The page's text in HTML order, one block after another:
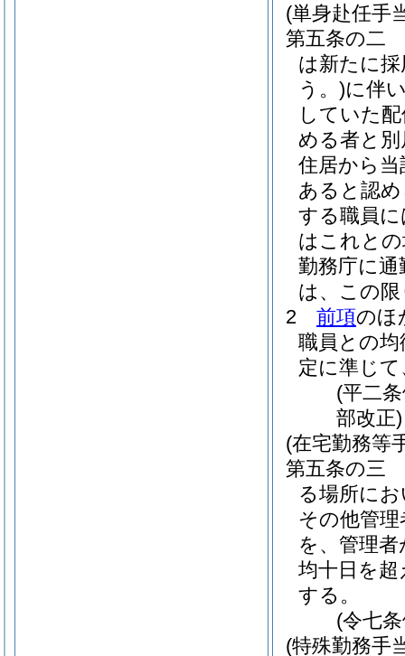
(単身赴任手
第五条の二
は新たに
う。)に伴
していた
める者と
住居から
あると認
する職員
はこれと
勤務庁に
は、この
2
前項のほ
職員との
定に準じ
(平二
部改正)
(在宅勤務等
第五条の三
る場所に
その他管
を、管理
均十日を
する。
(令七
(特殊勤務手